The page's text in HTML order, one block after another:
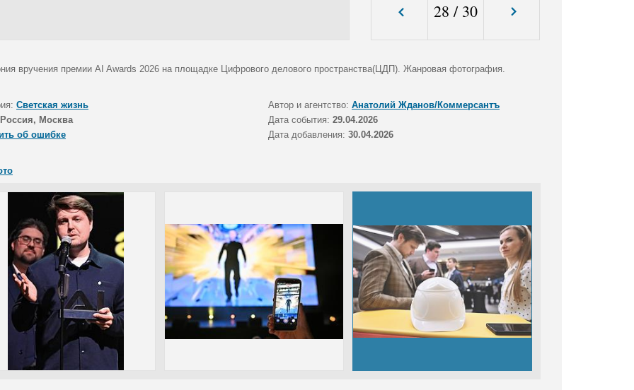
28 / 30
вручения премии AI Awards 2026 на площадке Цифрового делового пространства(ЦДП). Жанровая фотография.
Светская жизнь Автор и агентство: Анатолий Жданов/Коммерсантъ
Россия, Москва Дата события: 29.04.2026
об ошибке
Дата добавления: 30.04.2026